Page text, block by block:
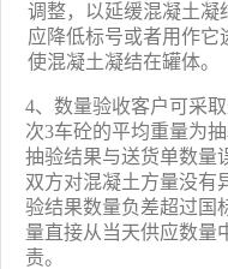
调整，以延缓混凝土凝
应降低标号或者用作它
使混凝土凝结在罐体。
4、数量验收客户可采
次3车砼的平均重量为
抽验结果与送货单数量
双方对混凝土方量没有
验结果数量负差超过国
量直接从当天供应数量
责。